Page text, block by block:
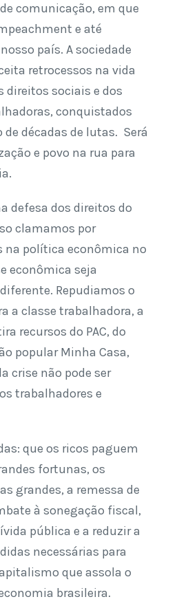
comunicação, em que
e até
país. A sociedade
retrocessos na vida
direitos sociais e dos
conquistados
décadas de lutas. Será
e povo na rua para
defesa dos direitos do
clamamos por
na política econômica no
econômica seja
Repudiamos o
a classe trabalhadora, a
recursos do PAC, do
popular Minha Casa,
crise não pode ser
trabalhadores e
que os ricos paguem
fortunas, os
grandes, a remessa de
à sonegação fiscal,
pública e a reduzir a
necessárias para
que assola o
brasileira.